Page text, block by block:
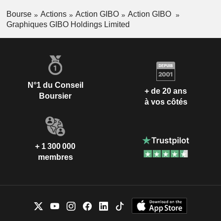
Bourse Actions Action GIBO
Action GIBO
Graphiques GIBO Holdings Limited
N°1 du Conseil
Boursier
+ de 20 ans
à vos côtés
+ 1 300 000
membres